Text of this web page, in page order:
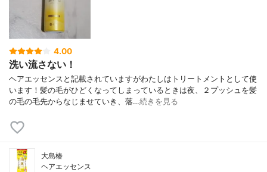
4.00
洗い流さない！
ヘアエッセンスと記載されていますがわたしはトリートメントとして使
います！髪の毛がひどくなってしまっているときは夜、２プッシュを髪
の毛の毛先からなじませていき、落…続きを見る
大島椿
ヘアエッセンス